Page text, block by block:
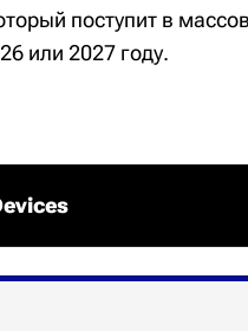
поступит в
или 2027 году.